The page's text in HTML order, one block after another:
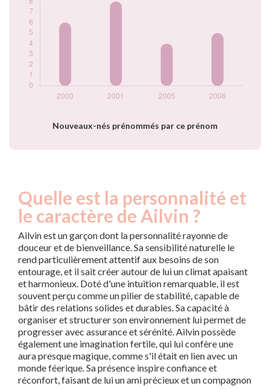
Nouveaux-nés prénommés par ce prénom
Quelle est la personnalité et
le caractère de Ailvin ?
Ailvin est un garçon dont la personnalité rayonne de
douceur et de bienveillance. Sa sensibilité naturelle le
rend particulièrement attentif aux besoins de son
entourage, et il sait créer autour de lui un climat apaisant
et harmonieux. Doté d'une intuition remarquable, il est
souvent perçu comme un pilier de stabilité, capable de
bâtir des relations solides et durables. Sa capacité à
organiser et structurer son environnement lui permet de
progresser avec assurance et sérénité. Ailvin possède
également une imagination fertile, qui lui confère une
aura presque magique, comme s'il était en lien avec un
monde féerique. Sa présence inspire confiance et
réconfort, faisant de lui un ami précieux et un compagnon